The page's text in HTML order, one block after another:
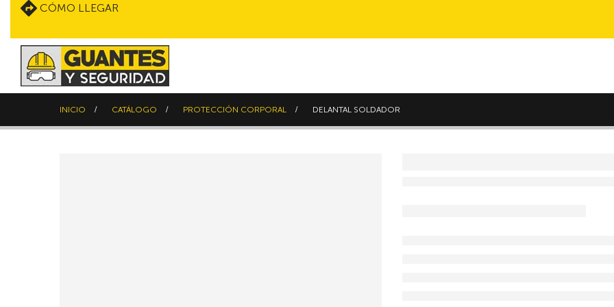
CÓMO LLEGAR
INICIO CATÁLOGO PROTECCIÓN CORPORAL DELANTAL SOLDADOR